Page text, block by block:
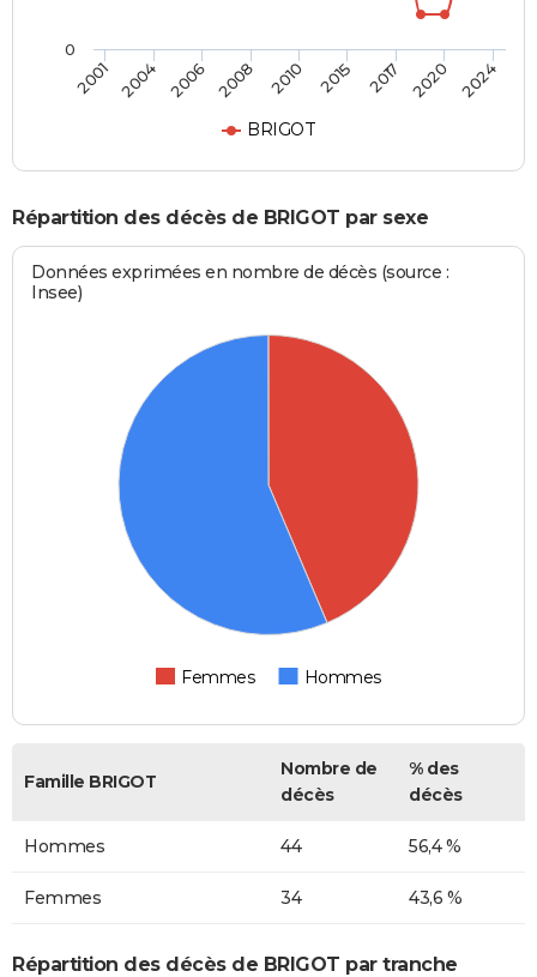
BRIGOT
2001 2004 2006 2008 2010 2015 2017 2020 2024
0
Répartition des décès de BRIGOT par sexe
Données exprimées en nombre de décès (source :
Insee)
Femmes Hommes
Famille BRIGOT
Nombre de
décès
% des
décès
Hommes 44 56,4 %
Femmes 34 43,6 %
Répartition des décès de BRIGOT par tranche